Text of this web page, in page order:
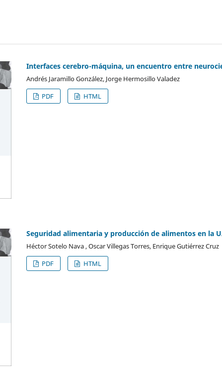
Interfaces cerebro-máquina, un encuentro entre
Andrés Jaramillo González, Jorge Hermosillo Valadez
PDF
HTML
Seguridad alimentaria y producción de alimentos en la
Héctor Sotelo Nava , Oscar Villegas Torres, Enrique Gutiérrez Cruz
PDF
HTML